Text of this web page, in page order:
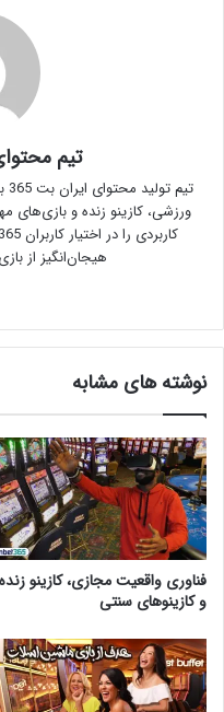
تیم
ورزشی، کازینو زنده و بازی‌های
هیجان‌انگیز از
نوشته های مشابه
فناوری واقعیت مجازی، کازینو زنده
و کازینوهای سنتی